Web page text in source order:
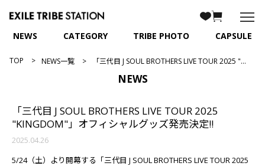
NEWS CATEGORY TRIBE PHOTO CAPSULE
TOP NEWS一覧 「三代目 J SOUL BROTHERS LIVE TOUR 2025 "KINGDOM"」オフィシャルグッズ発売決定!!
NEWS
「三代目 J SOUL BROTHERS LIVE TOUR 2025
"KINGDOM"」オフィシャルグッズ発売決定!!
2025.04.26
5/24（土）より開幕する「三代目 J SOUL BROTHERS LIVE TOUR 2025